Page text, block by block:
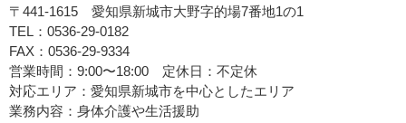
〒441-1615 愛知県新城市大野字的場7番地1の1
TEL：0536-29-0182
FAX：0536-29-9334
営業時間：9:00〜18:00 定休日：不定休
対応エリア：愛知県新城市を中心としたエリア
業務内容：身体介護や生活援助